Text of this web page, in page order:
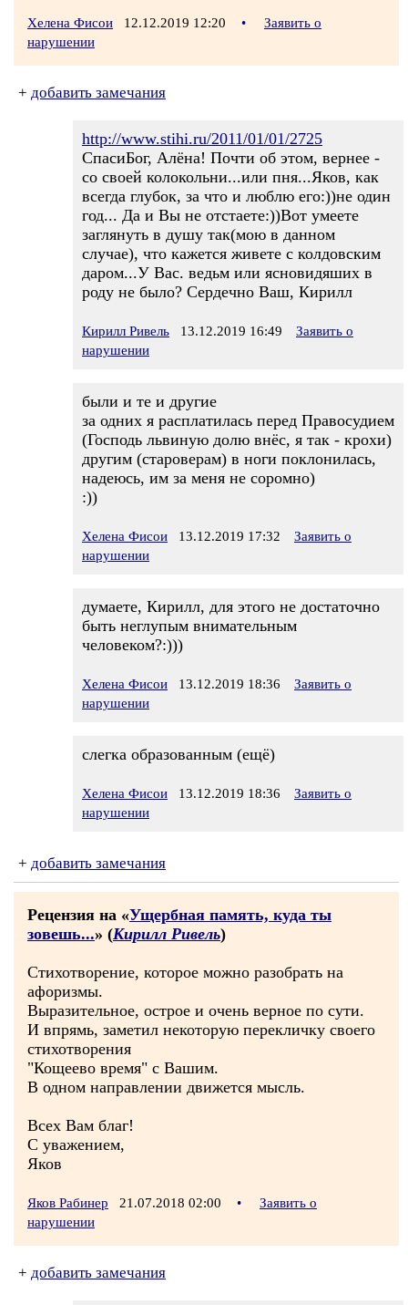
Хелена Фисои 12.12.2019 12:20 •
Заявить о
нарушении
+ добавить замечания
http://www.stihi.ru/2011/01/01/2725
СпасиБог, Алёна! Почти об этом, вернее -
со своей колокольни...или пня...Яков, как
всегда глубок, за что и люблю его:))не один
год... Да и Вы не отстаете:))Вот умеете
заглянуть в душу так(мою в данном
случае), что кажется живете с колдовским
даром...У Вас. ведьм или ясновидяших в
роду не было? Сердечно Ваш, Кирилл
Кирилл Ривель 13.12.2019 16:49
Заявить о
нарушении
были и те и другие
за одних я расплатилась перед Правосудием
(Господь львиную долю внёс, я так - крохи)
другим (староверам) в ноги поклонилась,
надеюсь, им за меня не соромно)
:))
Хелена Фисои 13.12.2019 17:32
Заявить о
нарушении
думаете, Кирилл, для этого не достаточно
быть неглупым внимательным
человеком?:)))
Хелена Фисои 13.12.2019 18:36
Заявить о
нарушении
слегка образованным (ещё)
Хелена Фисои 13.12.2019 18:36
Заявить о
нарушении
+ добавить замечания
Рецензия на «Ущербная память, куда ты
зовешь...» (Кирилл Ривель)
Стихотворение, которое можно разобрать на
афоризмы.
Выразительное, острое и очень верное по сути.
И впрямь, заметил некоторую перекличку своего
стихотворения
"Кощеево время" с Вашим.
В одном направлении движется мысль.
Всех Вам благ!
С уважением,
Яков
Яков Рабинер 21.07.2018 02:00 •
Заявить о
нарушении
+ добавить замечания